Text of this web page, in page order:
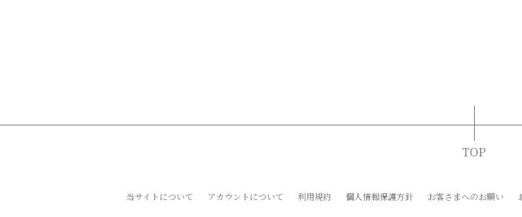
TOP
当サイトについて アカウントについて 利用規約 個人情報保護方針 お客さまへのお願い